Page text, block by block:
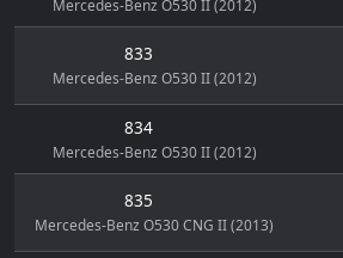
Mercedes-Benz O530 II (2012)
833
Mercedes-Benz O530 II (2012)
834
Mercedes-Benz O530 II (2012)
835
Mercedes-Benz O530 CNG II (2013)